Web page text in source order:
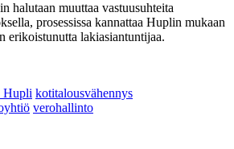
halutaan muuttaa vastuusuhteita
prosessissa kannattaa Huplin mukaan
erikoistunutta lakiasiantuntijaa.
Hupli kotitalousvähennys
verohallinto